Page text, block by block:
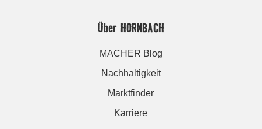
Über HORNBACH
MACHER Blog
Nachhaltigkeit
Marktfinder
Karriere